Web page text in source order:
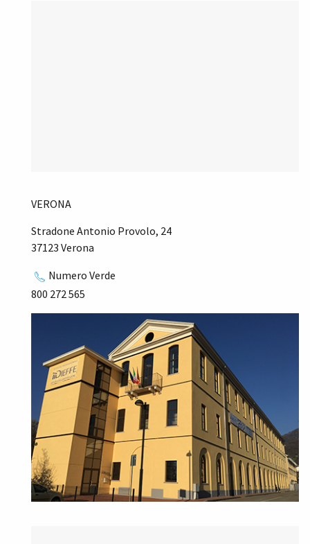
VERONA
Stradone Antonio Provolo, 24
37123 Verona
Numero Verde
800 272 565